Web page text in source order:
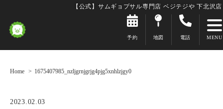
【公式】サムギョプサル専門店 ベジテジや 下北沢店
予約 地図 電話
Home 1675407985_nzljgrnjgrjg4pjg5xnhlzjgy0
2023.02.03